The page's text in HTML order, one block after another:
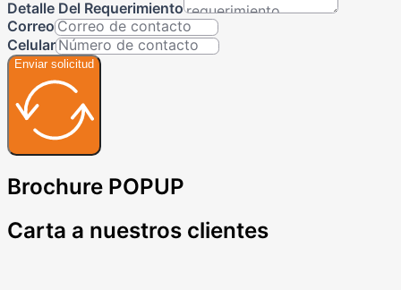
Detalle Del Requerimiento
Correo
Celular
Enviar solicitud
Brochure POPUP
Carta a nuestros clientes